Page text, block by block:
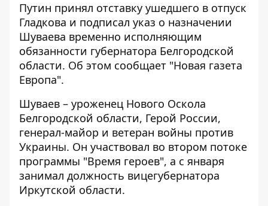
Путин принял отставку ушедшего в отпуск
Гладкова и подписал указ о назначении
Шуваева временно исполняющим
обязанности губернатора Белгородской
области. Об этом сообщает "Новая газета
Европа".
Шуваев – уроженец Нового Оскола
Белгородской области, Герой России,
генерал-майор и ветеран войны против
Украины. Он участвовал во втором потоке
программы "Время героев", а с января
занимал должность вицегубернатора
Иркутской области.